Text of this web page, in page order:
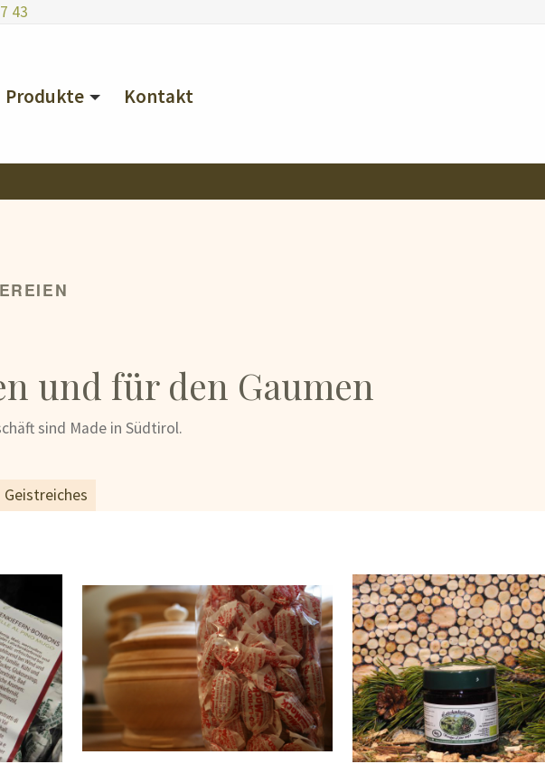
43
Produkte Kontakt
und für den Gaumen
sind Made in Südtirol.
Geistreiches